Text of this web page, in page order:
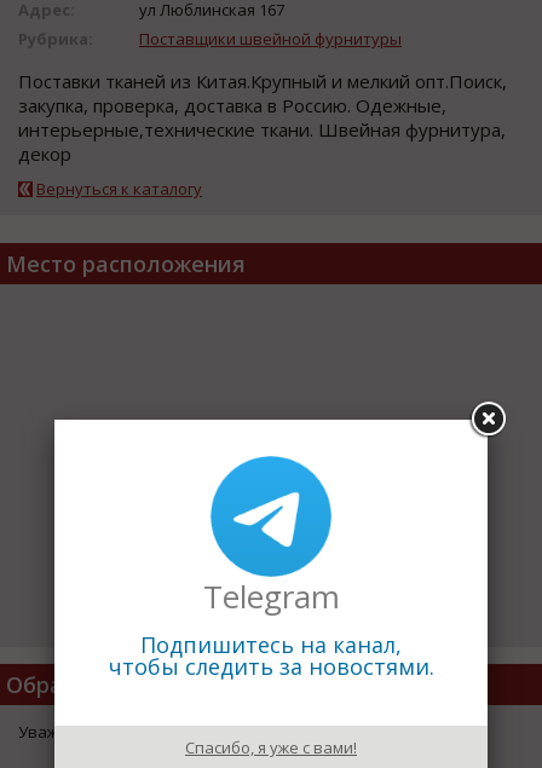
Адрес:
ул Люблинская 167
Рубрика:
Поставщики швейной фурнитуры
Поставки тканей из Китая.Крупный и мелкий опт.Поиск,
закупка, проверка, доставка в Россию. Одежные,
интерьерные,технические ткани. Швейная фурнитура,
декор
Вернуться к каталогу
Место расположения
Обратная Связь
Уважаемый посетитель страницы компании "ТАО ТЕКС",
Telegram
Подпишитесь на канал,
чтобы следить за новостями.
Спасибо, я уже с вами!